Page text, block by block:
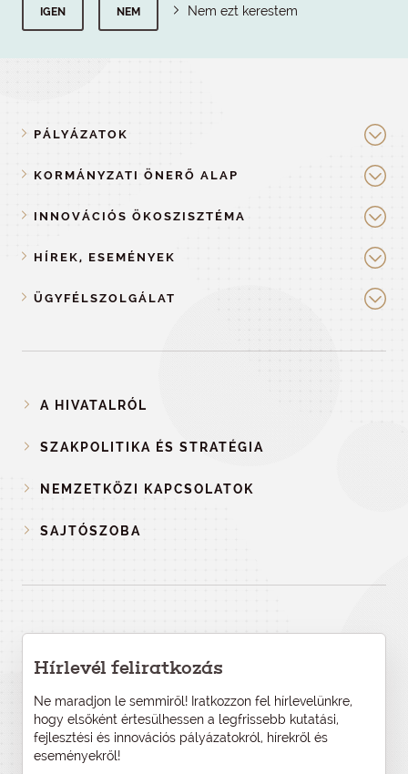
IGEN NEM Nem ezt kerestem
PÁLYÁZATOK
KORMÁNYZATI ÖNERŐ ALAP
INNOVÁCIÓS ÖKOSZISZTÉMA
HÍREK, ESEMÉNYEK
ÜGYFÉLSZOLGÁLAT
A HIVATALRÓL
SZAKPOLITIKA ÉS STRATÉGIA
NEMZETKÖZI KAPCSOLATOK
SAJTÓSZOBA
Hírlevél feliratkozás
Ne maradjon le semmiről! Iratkozzon fel hírlevelünkre,
hogy elsőként értesülhessen a legfrissebb kutatási,
fejlesztési és innovációs pályázatokról, hírekről és
eseményekről!